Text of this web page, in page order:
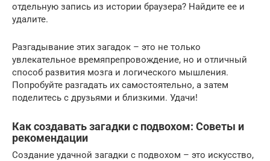
отдельную запись из истории браузера? Найдите ее и
удалите.
Разгадывание этих загадок – это не только
увлекательное времяпрепровождение, но и отличный
способ развития мозга и логического мышления.
Попробуйте разгадать их самостоятельно, а затем
поделитесь с друзьями и близкими. Удачи!
Как создавать загадки с подвохом: Советы и
рекомендации
Создание удачной загадки с подвохом – это искусство,